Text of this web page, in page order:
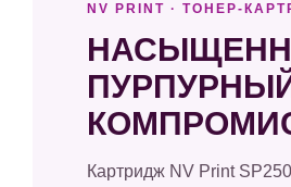
NV PRINT · ТОНЕР-
Картридж NV Print